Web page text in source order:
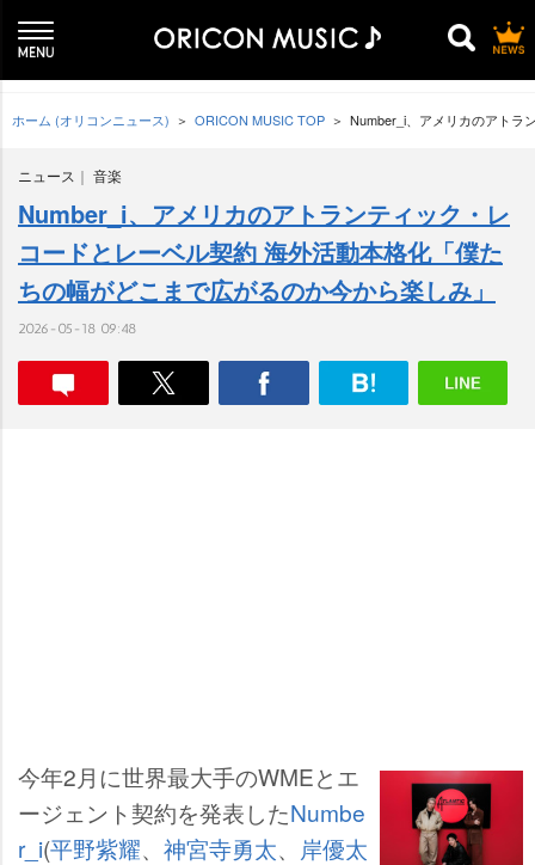
ホーム (オリコンニュース) ORICON MUSIC TOP Number_i、アメリカのアトラ
ニュース 音楽
Number_i、アメリカのアトランティック・レ
コードとレーベル契約 海外活動本格化「僕た
ちの幅がどこまで広がるのか今から楽しみ」
2026-05-18 09:48
今年2月に世界最大手のWMEとエ
ージェント契約を発表したNumbe
r_i(平野紫耀、 神宮寺勇太、
岸優太